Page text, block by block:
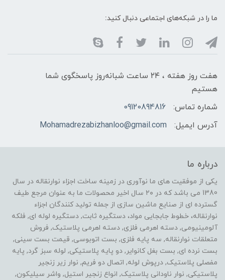
ما را در شبکه‌های اجتماعی دنبال کنید:
هفت روز هفته ، ۲۴ ساعت شبانه‌روز پاسخگوی شما
هستیم
شماره تماس:
09120894816
آدرس ایمیل:
Mohamadrezabizhanloo@gmail.com
درباره ما
یکی از موفقیت های ما نوآوری در زمینه ساخت اجزاء نوارنقاله در سال
1380 می باشد که در ۲۰ سال اخیر محصولات ما به عنوان مرجع طیف
گسترده ای از صنایع ماشین سازی از جمله تولید کنندگان اجزاء
نوارنقاله، خطوط جابجایی مواد، دستگیره ثابت, دستگیره لوله ای, فلکه
آلومینیومی, دسته اهرمی فلزی, دسته اهرمی پلاستیک, فروش
متعلقات نوارنقاله, سه پایه فلزی, بست اتوبوسی, قیمت بست سینی,
بست نرده ای, بست بغل کانوایر, دو پایه پلاستیکی, لوله سبز گرد, پایه
مفصلی پلاستیک, درپوش لوله, اتصال دو فریم, نوار زیر زنجیر
پلاستیکی, نوار ناودانی پلاستیک, انواع زنجیر استیل, واشر سیلیکون,